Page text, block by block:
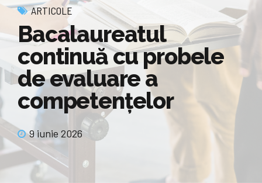
ARTICOLE
Bacalaureatul
continuă cu probele
de evaluare a
competențelor
9 iunie 2026